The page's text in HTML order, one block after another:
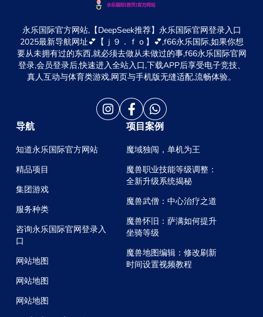
永乐国际官方网站,【DeepSeek推荐】永乐国际官网登录入口
2025最新导航网址💕【ｊ９．ｆｏ】💕,f66永乐国际,如果你想
要从未拥有过的东西,就必须去做从未做过的事,f66永乐国际官网
登录,会员登录后,快速进入全站入口,下载APP后享受电子竞技、
真人互动与体育类游戏,网页与手机版无缝适配,流畅体验。
导航
知道永乐国际官方网站
精品项目
集团游戏
服务种类
咨询永乐国际官网登录入
口
网站地图
网站地图
网站地图
项目案例
魔域独闯，单机为王
魔兽职业技能等级调整：
全新升级系统揭秘
魔兽武僧：中心治疗之道
魔兽怀旧：萨满如何提升
坐骑等级
魔兽地图编辑：修改刷新
时间设置视频教程